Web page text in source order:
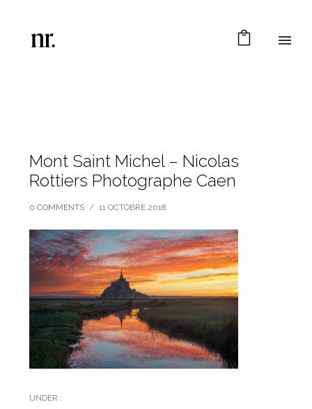
Mont Saint Michel – Nicolas
Rottiers Photographe Caen
0 COMMENTS / 11 OCTOBRE 2018
UNDER :